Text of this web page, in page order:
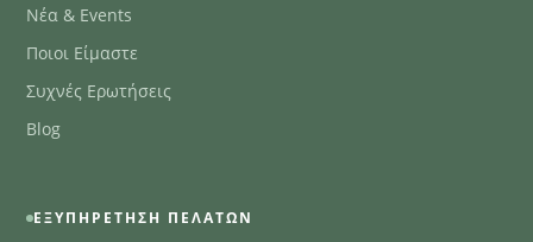
Νέα & Events
Ποιοι Είμαστε
Συχνές Ερωτήσεις
Blog
ΕΞΥΠΗΡΈΤΗΣΗ ΠΕΛΑΤΏΝ